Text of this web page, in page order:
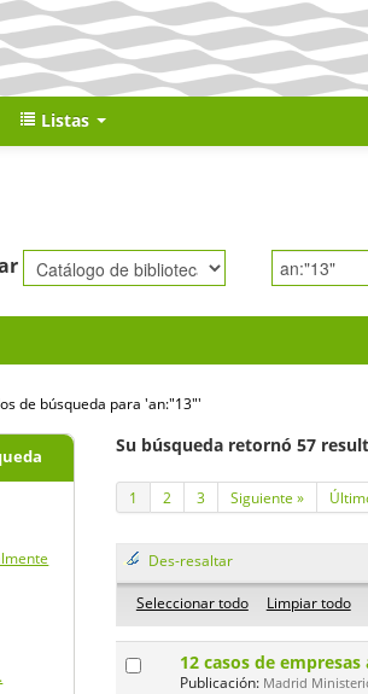
Listas
de búsqueda para 'an:"13"'
Su búsqueda retornó 57
1 2 3 Siguiente »
Des-resaltar
Seleccionar todo Limpiar todo
12 casos de
Publicación:Madrid